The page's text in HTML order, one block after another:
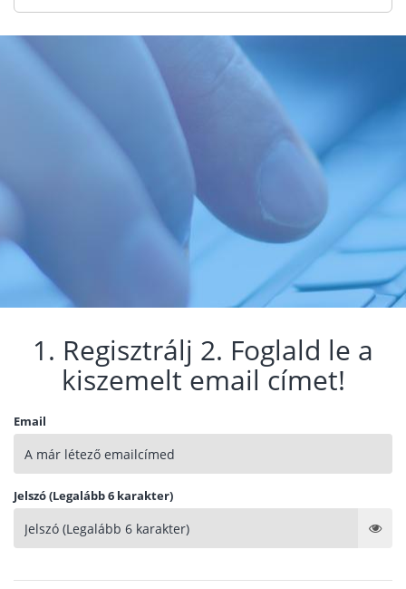
1. Regisztrálj 2. Foglald le a
kiszemelt email címet!
Email
Jelszó (Legalább 6 karakter)